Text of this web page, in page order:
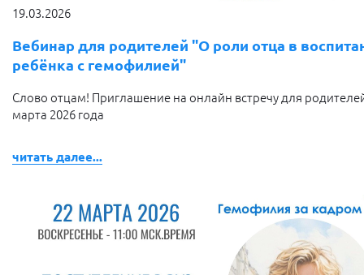
19.03.2026
Вебинар для родителей "О роли отца в
ребёнка с гемофилией"
Слово отцам! Приглашение на онлайн встречу для
марта 2026 года
читать далее...